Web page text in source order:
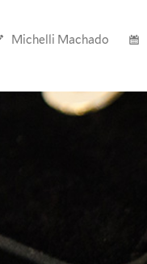
Michelli Machado